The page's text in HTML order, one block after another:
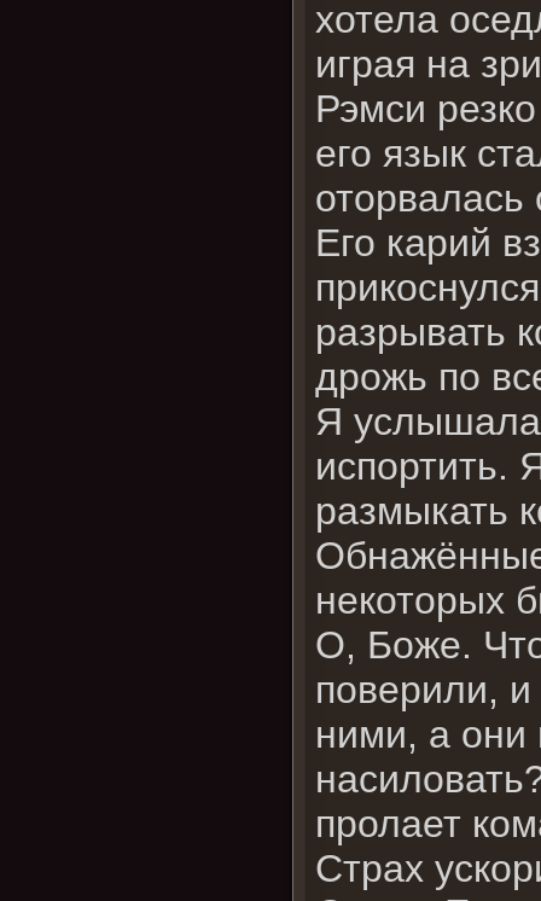
хотела
играя на
Рэмси
его язык
оторвалась
Его карий
разрывать
дрожь по
Я
испортить.
размыкать
некоторых
О, Боже.
поверили,
ними, а они
пролает
Страх